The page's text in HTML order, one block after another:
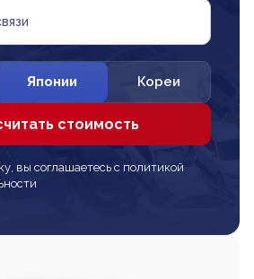
Японии Кореи
стоимость
вы соглашаетесь с политикой